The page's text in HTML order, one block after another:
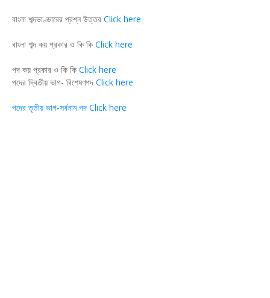
বাংলা শব্দভাণ্ডারের প্রশ্ন উত্তর Click here
বাংলা শব্দ কয় প্রকার ও কি কি Click here
পদ কয় প্রকার ও কি কি Click here
পদের দ্বিতীয় ভাগ- বিশেষণপদ Click here
পদের তৃতীয় ভাগ-সর্বনাম পদ Click here